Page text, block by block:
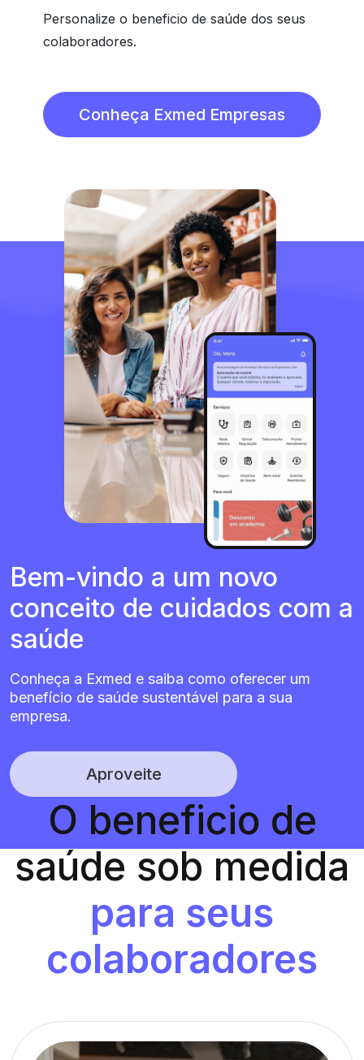
Personalize o beneficio de saúde dos seus
colaboradores.
Conheça Exmed Empresas
Bem-vindo a um novo
conceito de cuidados com a
saúde
Conheça a Exmed e saiba como oferecer um
benefício de saúde sustentável para a sua
empresa.
Aproveite
O beneficio de
saúde sob medida
para seus
colaboradores